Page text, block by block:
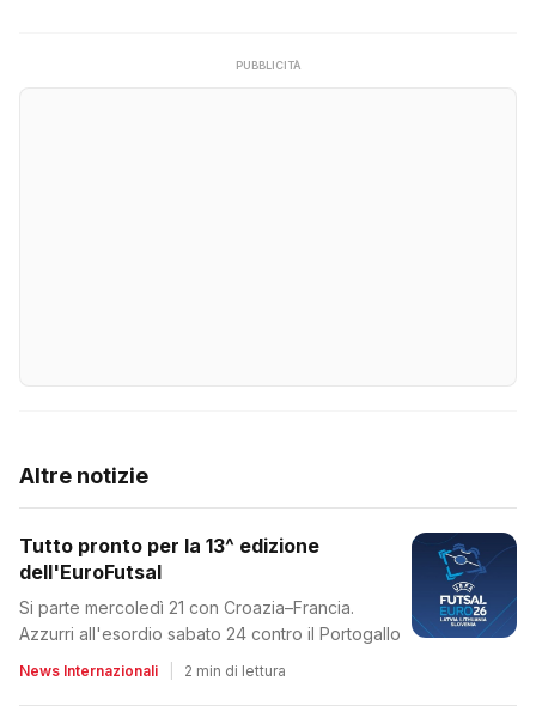
PUBBLICITÀ
Altre notizie
Tutto pronto per la 13^ edizione
dell'EuroFutsal
Si parte mercoledì 21 con Croazia–Francia.
Azzurri all'esordio sabato 24 contro il Portogallo
News Internazionali 2 min di lettura